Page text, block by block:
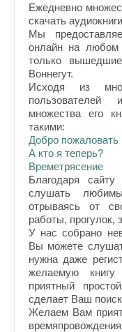
Ежедневно
скачать
Мы
онлайн на любом
только
Воннегут.
Исходя из
множества его
такими:
Добро пожаловать
А кто я теперь?
Времетрясение
Благодаря
слушать
отрываясь от
работы, прогулок,
У нас собрано
Вы можете
нужна даже
желаемую
приятный
сделает Ваш
Желаем Вам